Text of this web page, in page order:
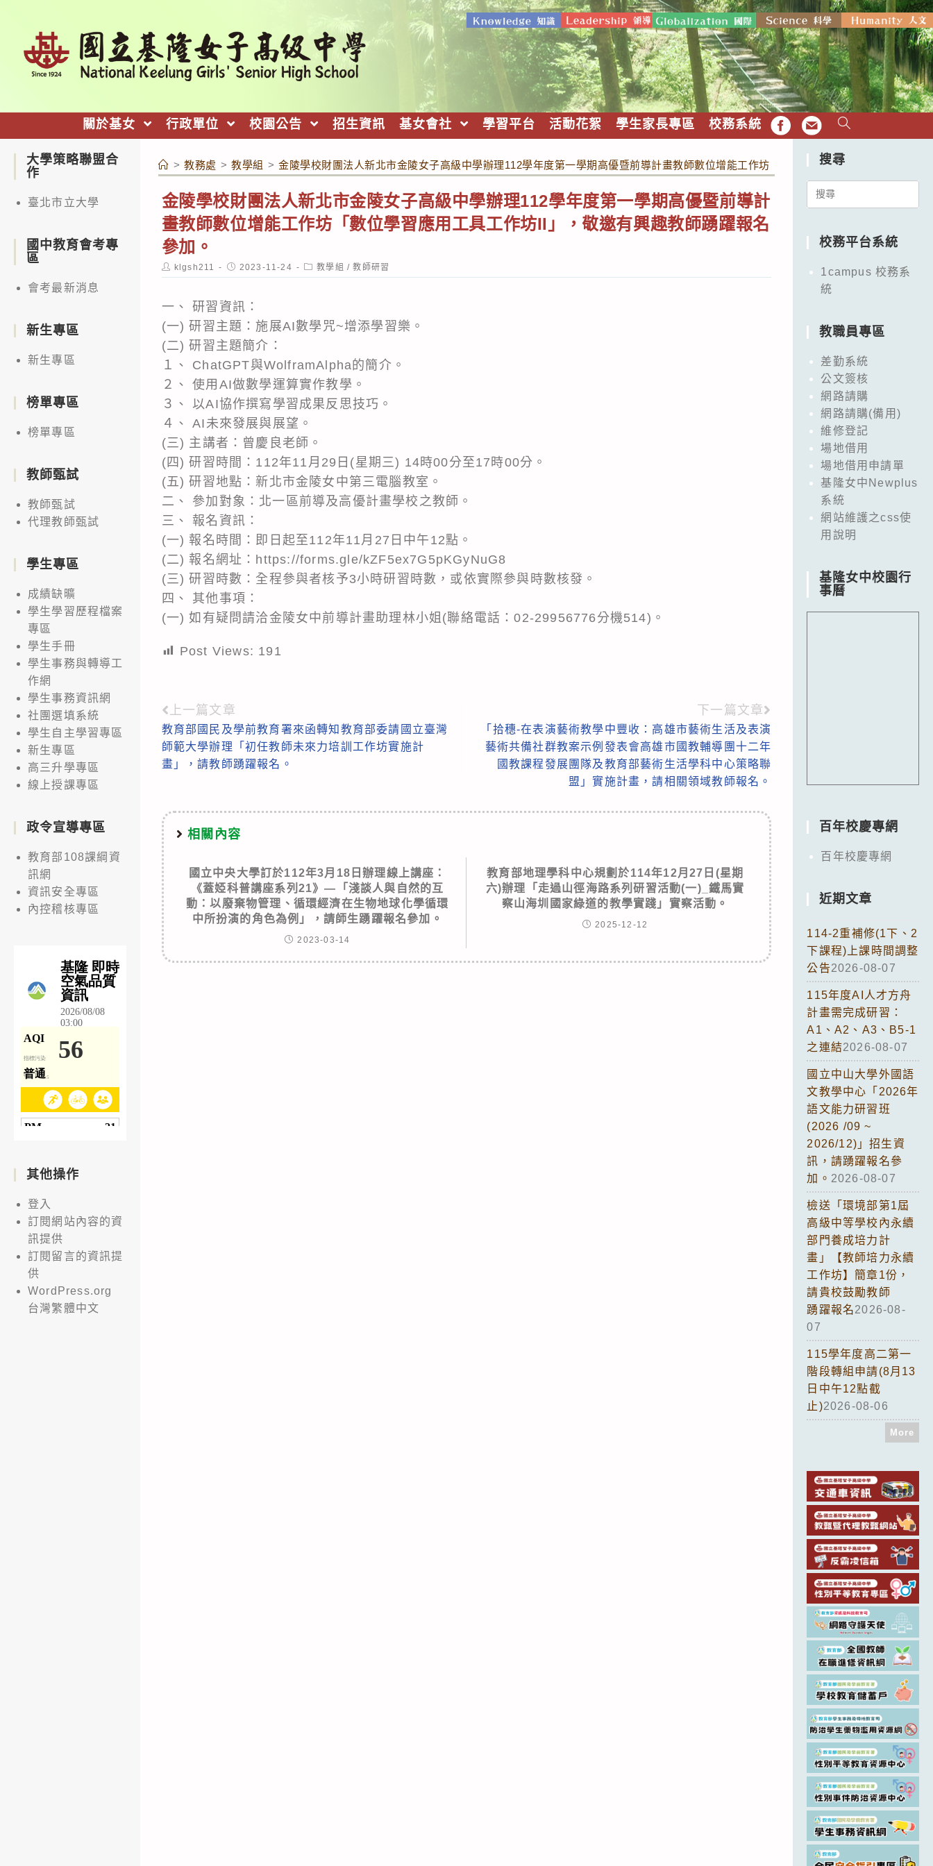
關於基女 行政單位 校園公告 招生資訊 基女會社 學習平台 活動花絮 學生家長專區 校務系統 FB EMAIL
> 教務處 > 教學組 > 金陵學校財團法人新北市金陵女子高級中學辦理112學年度第一學期高優暨前導計畫教師數位增能工作坊「數位學習應用工具工作坊II」，
金陵學校財團法人新北市金陵女子高級中學辦理112學年度第一學期高優暨前導計
畫教師數位增能工作坊「數位學習應用工具工作坊II」，敬邀有興趣教師踴躍報名
參加。
Post
author:
klgsh211
Post
published:
2023-11-24
Post
category:
教學組 / 教師研習
一、 研習資訊：
(一) 研習主題：施展AI數學咒~增添學習樂。
(二) 研習主題簡介：
１、 ChatGPT與WolframAlpha的簡介。
２、 使用AI做數學運算實作教學。
３、 以AI協作撰寫學習成果反思技巧。
４、 AI未來發展與展望。
(三) 主講者：曾慶良老師。
(四) 研習時間：112年11月29日(星期三) 14時00分至17時00分。
(五) 研習地點：新北市金陵女中第三電腦教室。
二、 參加對象：北一區前導及高優計畫學校之教師。
三、 報名資訊：
(一) 報名時間：即日起至112年11月27日中午12點。
(二) 報名網址：https://forms.gle/kZF5ex7G5pKGyNuG8
(三) 研習時數：全程參與者核予3小時研習時數，或依實際參與時數核發。
四、 其他事項：
(一) 如有疑問請洽金陵女中前導計畫助理林小姐(聯絡電話：02-29956776分機514)。
Post Views: 191
Read
more
articles
上一篇文章
教育部國民及學前教育署來函轉知教育部委請國立臺灣
師範大學辦理「初任教師未來力培訓工作坊實施計
畫」，請教師踴躍報名。
下一篇文章
「拾穗-在表演藝術教學中豐收：高雄市藝術生活及表演
藝術共備社群教案示例發表會高雄市國教輔導團十二年
國教課程發展團隊及教育部藝術生活學科中心策略聯
盟」實施計畫，請相關領域教師報名。
相關內容
國立中央大學訂於112年3月18日辦理線上講座：
《蓋婭科普講座系列21》—「淺談人與自然的互
動：以廢棄物管理、循環經濟在生物地球化學循環
中所扮演的角色為例」，請師生踴躍報名參加。
2023-03-14
教育部地理學科中心規劃於114年12月27日(星期
六)辦理「走過山徑海路系列研習活動(一)_鐵馬實
察山海圳國家綠道的教學實踐」實察活動。
2025-12-12
大學策略聯盟合
作
臺北市立大學
國中教育會考專
區
會考最新消息
新生專區
新生專區
榜單專區
榜單專區
教師甄試
教師甄試
代理教師甄試
學生專區
成績缺曠
學生學習歷程檔案
專區
學生手冊
學生事務與轉導工
作網
學生事務資訊網
社團選填系統
學生自主學習專區
新生專區
高三升學專區
線上授課專區
政令宣導專區
教育部108課綱資
訊網
資訊安全專區
內控稽核專區
其他操作
登入
訂閱網站內容的資
訊提供
訂閱留言的資訊提
供
WordPress.org
台灣繁體中文
搜尋
Search
校務平台系統
1campus 校務系
統
教職員專區
差勤系統
公文簽核
網路請購
網路請購(備用)
維修登記
場地借用
場地借用申請單
基隆女中Newplus
系統
網站維護之css使
用說明
基隆女中校園行
事曆
百年校慶專網
百年校慶專網
近期文章
114-2重補修(1下、2
下課程)上課時間調整
公告2026-08-07
115年度AI人才方舟
計畫需完成研習：
A1、A2、A3、B5-1
之連結2026-08-07
國立中山大學外國語
文教學中心「2026年
語文能力研習班
(2026 /09 ~
2026/12)」招生資
訊，請踴躍報名參
加。 2026-08-07
檢送「環境部第1屆
高級中等學校內永續
部門養成培力計
畫」【教師培力永續
工作坊】簡章1份，
請貴校鼓勵教師
踴躍報名2026-08-
07
115學年度高二第一
階段轉組申請(8月13
日中午12點截
止)2026-08-06
More